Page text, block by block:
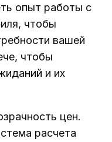
опыт работы с
чтобы
вашей
чтобы
и их
цен.
расчета